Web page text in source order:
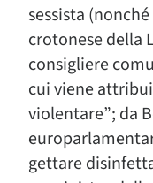
sessista
crotonese della
consigliere
cui viene
violentare”; da
gettare